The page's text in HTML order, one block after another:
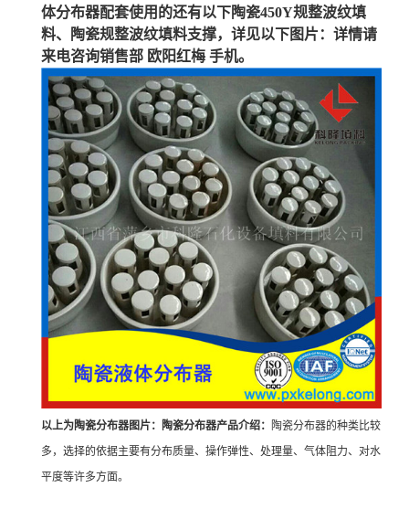
言体分布器配套使用的还有以下陶瓷450Y规整波纹填
料、陶瓷规整波纹填料支撑，详见以下图片： 详情请
来电咨询销售部 欧阳红梅 手机。
以上为陶瓷分布器图片：陶瓷分布器产品介绍：
陶瓷分布器的种类比较
多，选择的依据主要有分布质量、操作弹性、处理量、气体阻力、对水
平度等许多方面。